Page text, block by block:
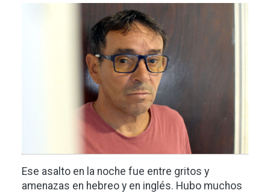
Ese asalto en la noche fue entre gritos y
amenazas en hebreo y en inglés. Hubo muchos